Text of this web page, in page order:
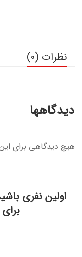
نظرات (0)
دیدگاهها
هیچ دیدگاهی برای
اولین نفری